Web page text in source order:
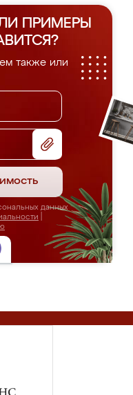
ПРИМЕРЫ
также или
данных